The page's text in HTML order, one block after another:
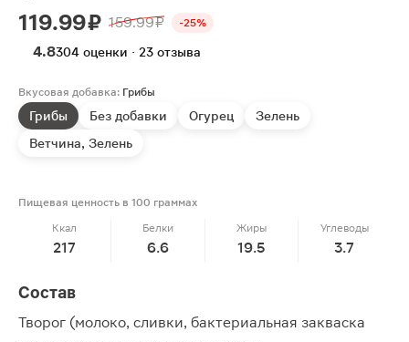
119.99 ₽ 159.99 ₽ -25%
4.8304 оценки · 23 отзыва
Вкусовая добавка: Грибы
Грибы Без добавки Огурец
Зелень
Ветчина, Зелень
Пищевая ценность в 100 граммах
Ккал
217
Белки
6.6
Жиры
19.5
Углеводы
3.7
Состав
Творог (молоко, сливки, бактериальная закваска